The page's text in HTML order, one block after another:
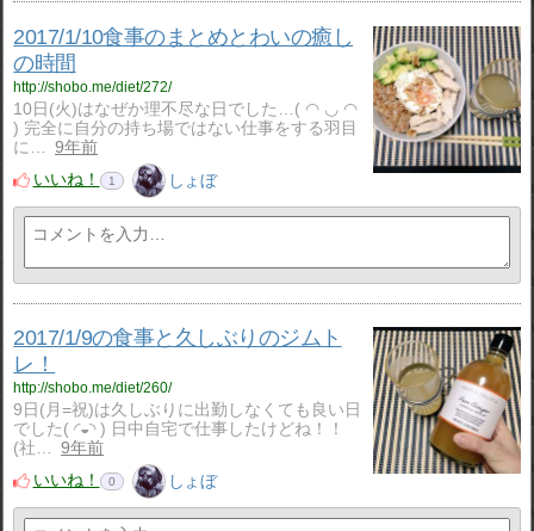
2017/1/10食事のまとめとわいの癒し
の時間
http://shobo.me/diet/272/
10日(火)はなぜか理不尽な日でした…( ◠ ◡ ◠
) 完全に自分の持ち場ではない仕事をする羽目
に…
9年前
いいね！
1 しょぼ
2017/1/9の食事と久しぶりのジムト
レ！
http://shobo.me/diet/260/
9日(月=祝)は久しぶりに出勤しなくても良い日
でした( ◜◒◝ ) 日中自宅で仕事したけどね！！
(社…
9年前
いいね！
0 しょぼ